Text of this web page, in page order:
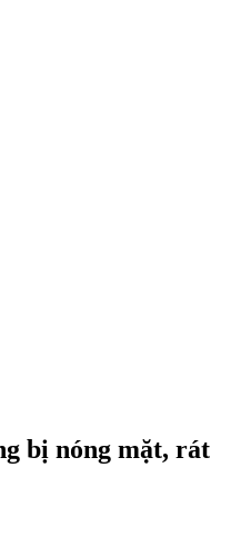
bị nóng mặt, rát